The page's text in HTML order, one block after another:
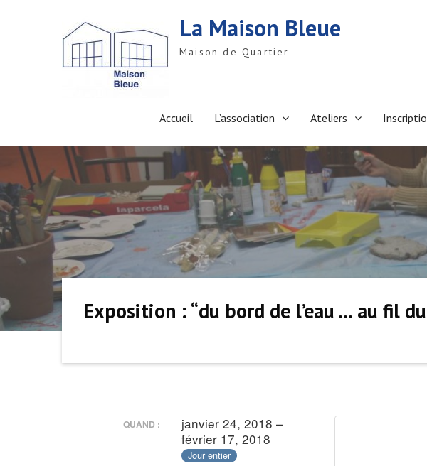
t
n
t
La Maison Bleue
Maison de Quartier
Accueil L’association Ateliers
Exposition : “du bord de l’eau … au fil
QUAND :
janvier 24, 2018 –
février 17, 2018
Jour entier